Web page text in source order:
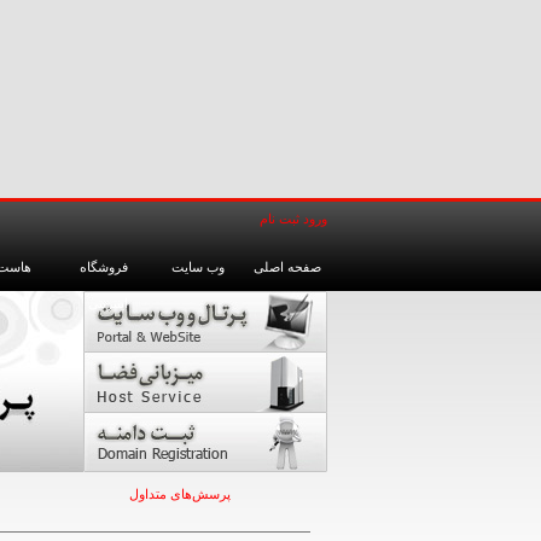
ورود ثبت نام
صفحه اصلی وب سایت فروشگاه
اینترنتی
پرسش‌های متداول